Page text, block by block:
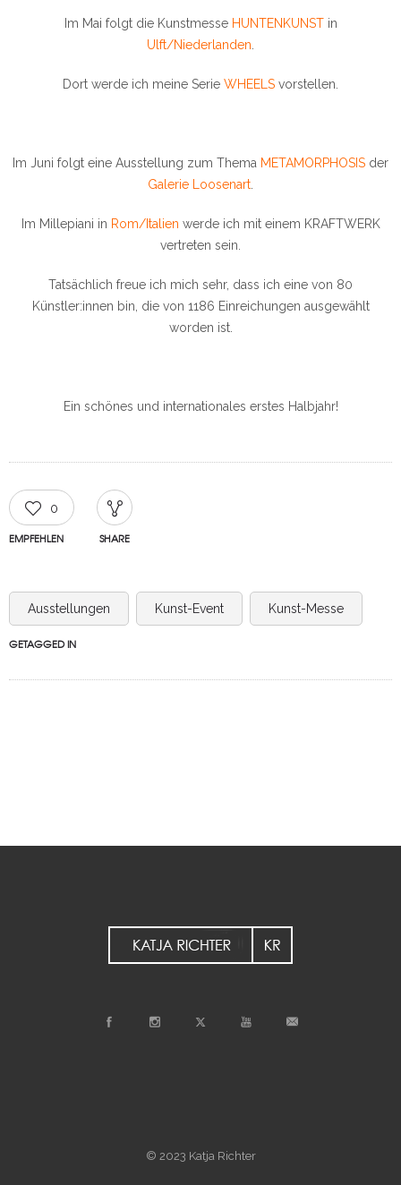
Im Mai folgt die Kunstmesse HUNTENKUNSTin
Ulft/Niederlanden.
Dort werde ich meine Serie WHEELS vorstellen.
Im Juni folgt eine Ausstellung zum Thema METAMORPHOSIS der
Galerie Loosenart.
Im Millepiani in Rom/Italien werde ich mit einem KRAFTWERK
vertreten sein.
Tatsächlich freue ich mich sehr, dass ich eine von 80
Künstler:innen bin, die von 1186 Einreichungen ausgewählt
worden ist.
Ein schönes und internationales erstes Halbjahr!
0
EMPFEHLEN SHARE
Ausstellungen Kunst-Event Kunst-Messe
GETAGGED IN
© 2023 Katja Richter